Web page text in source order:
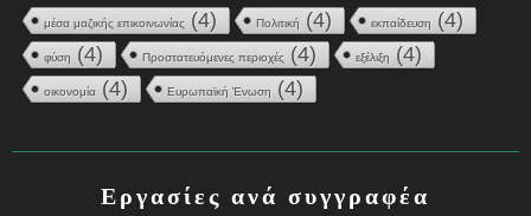
μέσα μαζικής επικοινωνίας (4) Πολιτική (4) εκπαίδευση (4)
φύση (4) Προστατευόμενες περιοχές (4) εξέλιξη (4)
οικονομία (4) Ευρωπαϊκή Ένωση (4)
Εργασίες ανά συγγραφέα